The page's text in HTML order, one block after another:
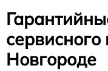
Новгороде